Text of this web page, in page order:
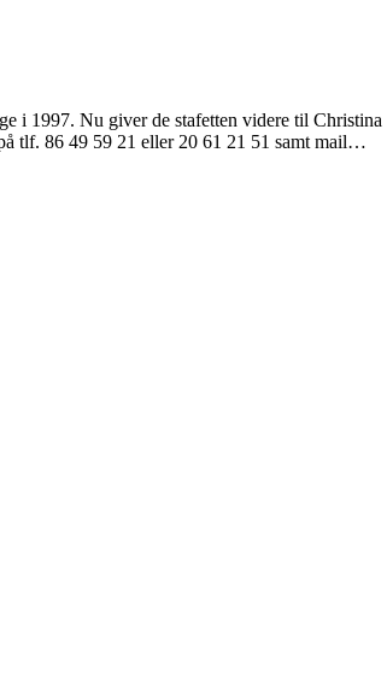
i 1997. Nu giver de stafetten videre til
tlf. 86 49 59 21 eller 20 61 21 51 samt mail…